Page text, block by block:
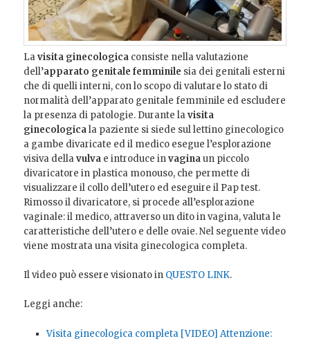
Lavisita ginecologica consiste nella valutazione
dell’apparato genitale femminile sia dei genitali esterni
che di quelli interni, con lo scopo di valutare lo stato di
normalità dell’apparato genitale femminile ed escludere
la presenza di patologie. Durante lavisita
ginecologicala paziente si siede sul lettino ginecologico
a gambe divaricate ed il medico esegue l’esplorazione
visiva dellavulva e introduce invaginaun piccolo
divaricatore in plastica monouso, che permette di
visualizzare il collo dell’utero ed eseguire il Pap test.
Rimosso il divaricatore, si procede all’esplorazione
vaginale: il medico, attraverso un dito in vagina, valuta le
caratteristiche dell’utero e delle ovaie. Nel seguente video
viene mostrata una visita ginecologica completa.
Il video può essere visionato in QUESTO LINK.
Leggi anche:
Visita ginecologica completa [VIDEO] Attenzione: